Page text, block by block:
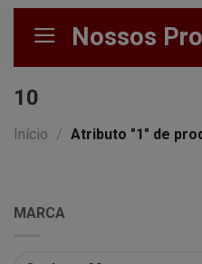
Nossos
10
Início / Atributo "1" de
MARCA